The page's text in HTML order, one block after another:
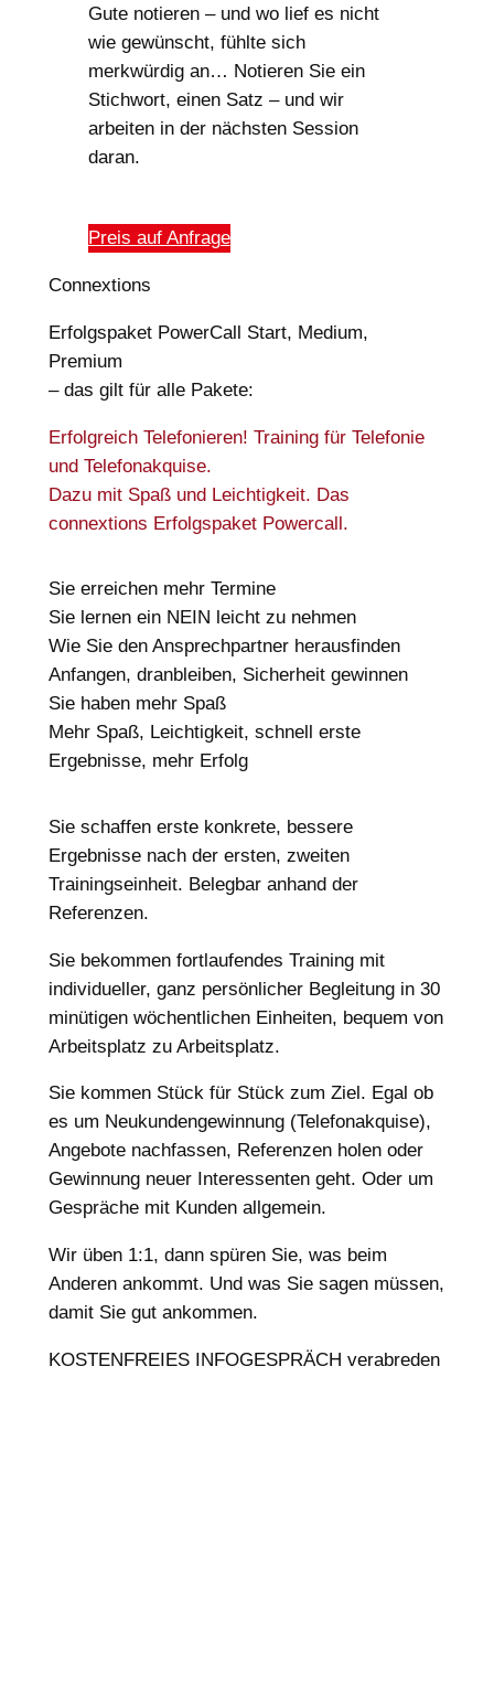
Gute notieren – und wo lief es nicht
wie gewünscht, fühlte sich
merkwürdig an… Notieren Sie ein
Stichwort, einen Satz – und wir
arbeiten in der nächsten Session
daran.
Preis auf Anfrage
Connextions
Erfolgspaket PowerCall Start, Medium,
Premium
– das gilt für alle Pakete:
Erfolgreich Telefonieren! Training für Telefonie
und Telefonakquise.
Dazu mit Spaß und Leichtigkeit. Das
connextions Erfolgspaket Powercall.
Sie erreichen mehr Termine
Sie lernen ein NEIN leicht zu nehmen
Wie Sie den Ansprechpartner herausfinden
Anfangen, dranbleiben, Sicherheit gewinnen
Sie haben mehr Spaß
Mehr Spaß, Leichtigkeit, schnell erste
Ergebnisse, mehr Erfolg
Sie schaffen erste konkrete, bessere
Ergebnisse nach der ersten, zweiten
Trainingseinheit. Belegbar anhand der
Referenzen.
Sie bekommen fortlaufendes Training mit
individueller, ganz persönlicher Begleitung in 30
minütigen wöchentlichen Einheiten, bequem von
Arbeitsplatz zu Arbeitsplatz.
Sie kommen Stück für Stück zum Ziel. Egal ob
es um Neukundengewinnung (Telefonakquise),
Angebote nachfassen, Referenzen holen oder
Gewinnung neuer Interessenten geht. Oder um
Gespräche mit Kunden allgemein.
Wir üben 1:1, dann spüren Sie, was beim
Anderen ankommt. Und was Sie sagen müssen,
damit Sie gut ankommen.
KOSTENFREIES INFOGESPRÄCH verabreden